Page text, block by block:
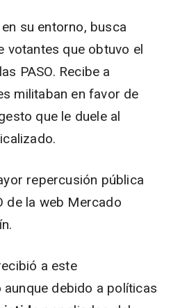
su entorno, busca
votantes que obtuvo el
PASO. Recibe a
militaban en favor de
que le duele al
repercusión pública
de la web Mercado
a este
debido a políticas